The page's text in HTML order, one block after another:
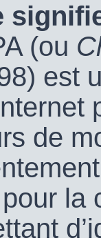
(ou
est
de
la